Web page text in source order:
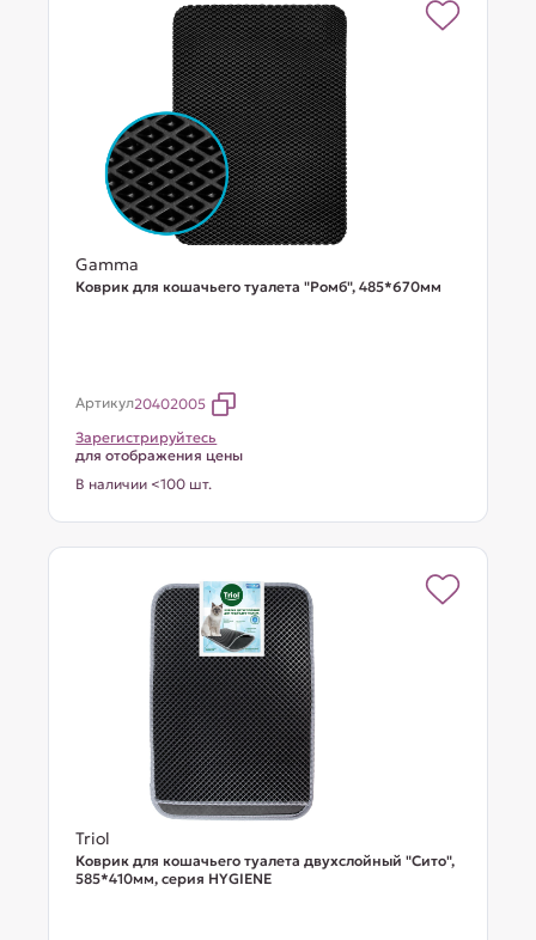
Gamma
Коврик для кошачьего туалета "Ромб", 485*670мм
Артикул20402005
Зарегистрируйтесь
для отображения цены
В наличии <100 шт.
Triol
Коврик для кошачьего туалета двухслойный "Сито",
585*410мм, серия HYGIENE